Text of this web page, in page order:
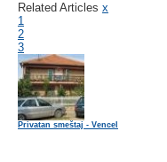
Related Articles x
1
2
3
Privatan smeštaj - Vencel